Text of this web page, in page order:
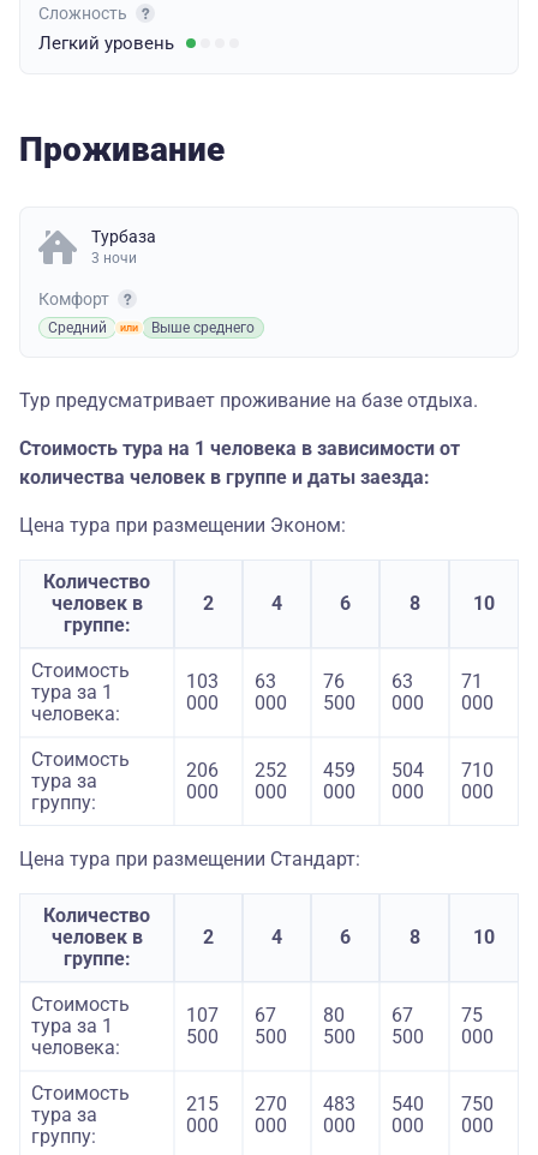
Сложность
Легкий уровень
Проживание
Турбаза
3 ночи
Комфорт
Средний Выше среднего
Тур предусматривает проживание на базе отдыха.
Стоимость тура на 1 человека в зависимости от
количества человек в группе и даты заезда:
Цена тура при размещении Эконом:
Количество
человек в
группе:
2 4 6 8 10
Стоимость
тура за 1
человека:
103
000
63
000
76
500
63
000
71
000
Стоимость
тура за
группу:
206
000
252
000
459
000
504
000
710
000
Цена тура при размещении Стандарт:
Количество
человек в
группе:
2 4 6 8 10
Стоимость
тура за 1
человека:
107
500
67
500
80
500
67
500
75
000
Стоимость
тура за
группу:
215
000
270
000
483
000
540
000
750
000